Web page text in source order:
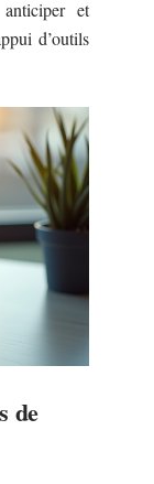
et
d’outils
de